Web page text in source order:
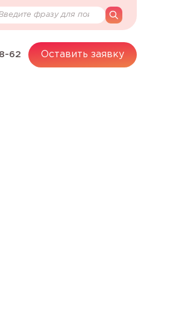
по сайту
search
62 Оставить заявку